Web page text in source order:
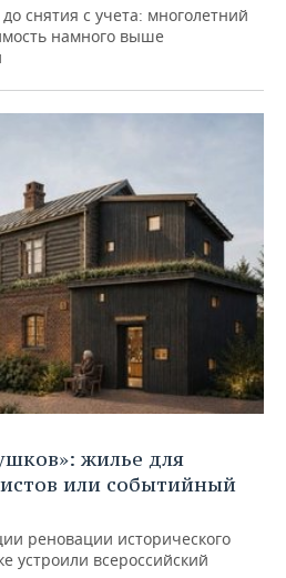
снятия с учета: многолетний
намного выше
жилье для
или событийный
реновации исторического
устроили всероссийский